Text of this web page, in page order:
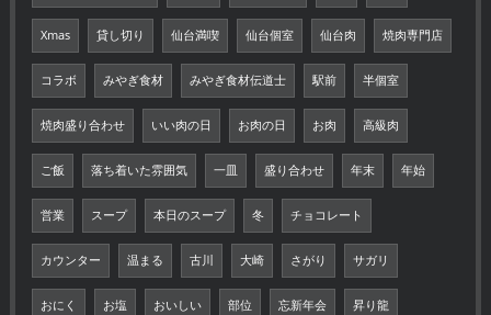
Xmas 貸し切り 仙台満喫 仙台個室 仙台肉 焼肉専門店
コラボ みやぎ食材 みやぎ食材伝道士 駅前 半個室
焼肉盛り合わせ いい肉の日 お肉の日 お肉 高級肉
ご飯 落ち着いた雰囲気 一皿 盛り合わせ 年末 年始
営業 スープ 本日のスープ 冬 チョコレート
カウンター 温まる 古川 大崎 さがり サガリ
おにく お塩 おいしい 部位 忘新年会 昇り龍